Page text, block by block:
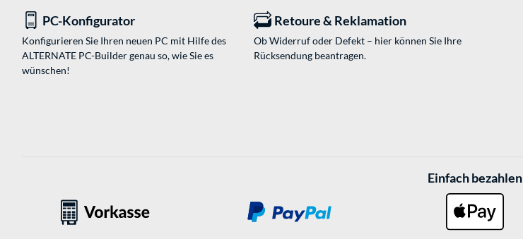
PC-Konfigurator
Konfigurieren Sie Ihren neuen PC mit Hilfe des
ALTERNATE PC-Builder genau so, wie Sie es
wünschen!
Retoure & Reklamation
Ob Widerruf oder Defekt – hier können Sie Ihre
Rücksendung beantragen.
Einfach bezahlen